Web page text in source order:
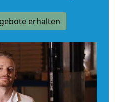
erhalten